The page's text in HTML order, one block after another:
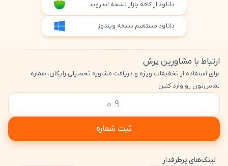
دانلود از کافه بازار نسخه اندروید
دانلود مستقیم نسخه ویندوز
ارتباط با مشاورین پرش
برای استفاده از تخفیفات ویژه و دریافت مشاوره تحصیلی رایگان، شماره
تماس‌تون رو وارد کنین
ثبت شماره
لینک‌های پرطرفدار